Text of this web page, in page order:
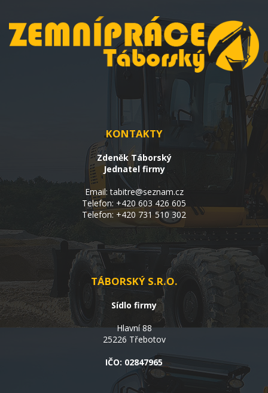
KONTAKTY
Zdeněk Táborský
Jednatel firmy
Email:tabitre@seznam.cz
Telefon: +420 603 426 605
Telefon: +420 731 510 302
TÁBORSKÝ S.R.O.
Sídlo firmy
Hlavní 88
25226 Třebotov
IČO: 02847965